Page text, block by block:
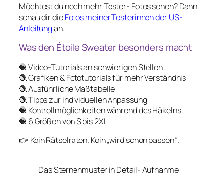
Möchtest du noch mehr Tester- Fotos sehen? Dann
schau dir dieFotos meiner Testerinnen der US-
Anleitungan.
Was den Étoile Sweater besonders macht
🧶 Video-Tutorials an schwierigen Stellen
🧶 Grafiken & Fototutorials für mehr Verständnis
🧶 Ausführliche Maßtabelle
🧶 Tipps zur individuellen Anpassung
🧶 Kontrollmöglichkeiten während des Häkelns
🧶 6 Größen von S bis 2XL
👉 Kein Rätselraten. Kein „wird schon passen“.
Das Sternenmuster in Detail- Aufnahme